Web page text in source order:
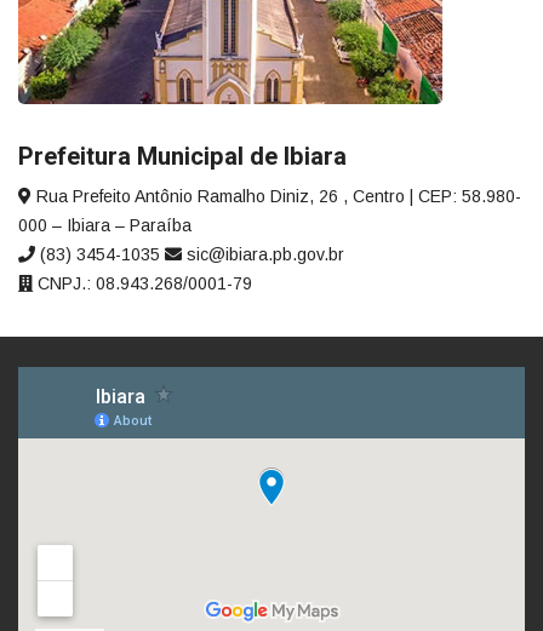
Prefeitura Municipal de Ibiara
Rua Prefeito Antônio Ramalho Diniz, 26 , Centro | CEP: 58.980-
000 – Ibiara – Paraíba
(83) 3454-1035
sic@ibiara.pb.gov.br
CNPJ.: 08.943.268/0001-79